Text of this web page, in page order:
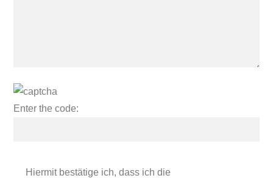
Enter the code:
Hiermit bestätige ich, dass ich die